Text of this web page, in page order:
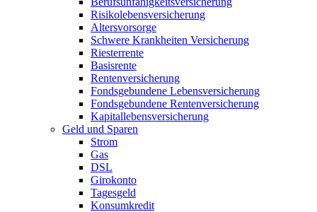
Risikolebensversicherung
Altersvorsorge
Schwere Krankheiten Versicherung
Riesterrente
Basisrente
Rentenversicherung
Fondsgebundene Lebensversicherung
Fondsgebundene Rentenversicherung
Kapitallebensversicherung
Geld und Sparen
Strom
Gas
DSL
Girokonto
Tagesgeld
Konsumkredit